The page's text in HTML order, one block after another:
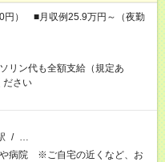
円） ■月収例25.9万円～（夜勤
リン代も全額支給（規定あ
さい
/ …
や病院 ※ご自宅の近くなど、お